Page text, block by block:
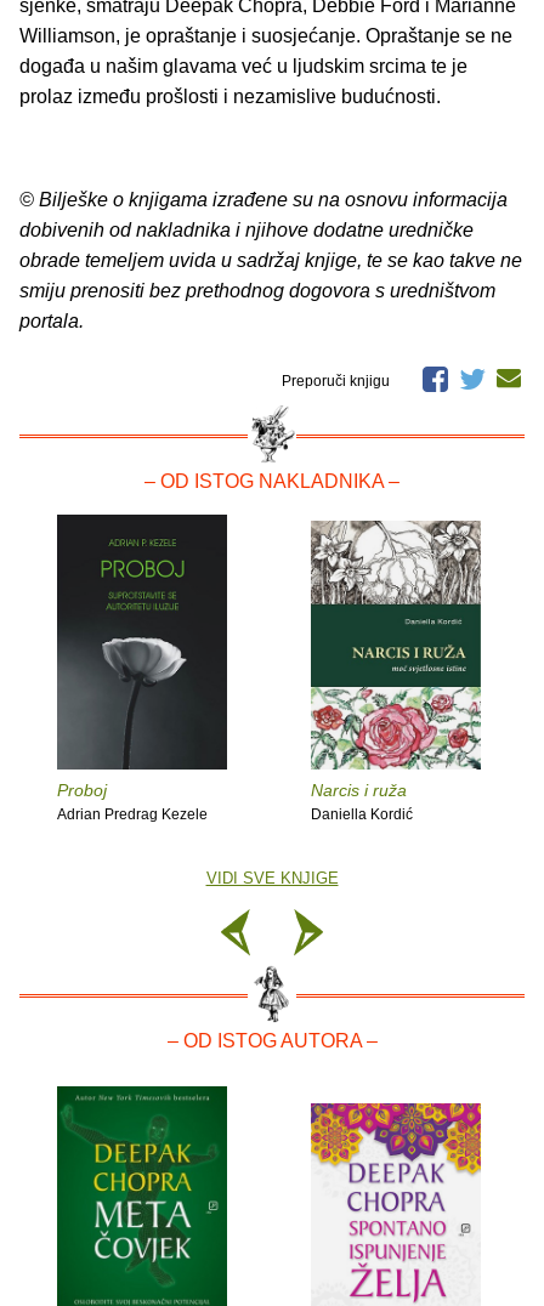
sjenke, smatraju Deepak Chopra, Debbie Ford i Marianne
Williamson, je opraštanje i suosjećanje. Opraštanje se ne
događa u našim glavama već u ljudskim srcima te je
prolaz između prošlosti i nezamislive budućnosti.
© Bilješke o knjigama izrađene su na osnovu informacija
dobivenih od nakladnika i njihove dodatne uredničke
obrade temeljem uvida u sadržaj knjige, te se kao takve ne
smiju prenositi bez prethodnog dogovora s uredništvom
portala.
Preporuči knjigu
– OD ISTOG NAKLADNIKA –
Proboj
Adrian Predrag Kezele
Narcis i ruža
Daniella Kordić
VIDI SVE KNJIGE
– OD ISTOG AUTORA –